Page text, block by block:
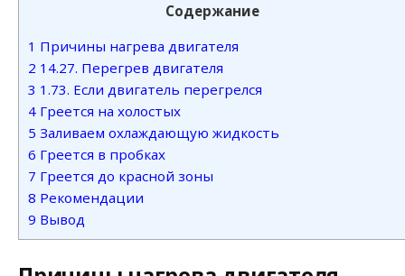
Содержание
1 Причины нагрева двигателя
2 14.27. Перегрев двигателя
3 1.73. Если двигатель перегрелся
4 Греется на холостых
5 Заливаем охлаждающую жидкость
6 Греется в пробках
7 Греется до красной зоны
8 Рекомендации
9 Вывод